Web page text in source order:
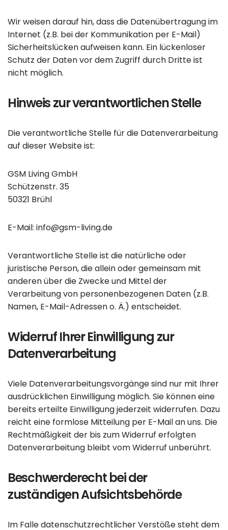
Wir weisen darauf hin, dass die Datenübertragung im
Internet (z.B. bei der Kommunikation per E-Mail)
Sicherheitslücken aufweisen kann. Ein lückenloser
Schutz der Daten vor dem Zugriff durch Dritte ist
nicht möglich.
Hinweis zur verantwortlichen Stelle
Die verantwortliche Stelle für die Datenverarbeitung
auf dieser Website ist:
GSM Living GmbH
Schützenstr. 35
50321 Brühl
E-Mail: info@gsm-living.de
Verantwortliche Stelle ist die natürliche oder
juristische Person, die allein oder gemeinsam mit
anderen über die Zwecke und Mittel der
Verarbeitung von personenbezogenen Daten (z.B.
Namen, E-Mail-Adressen o. Ä.) entscheidet.
Widerruf Ihrer Einwilligung zur
Datenverarbeitung
Viele Datenverarbeitungsvorgänge sind nur mit Ihrer
ausdrücklichen Einwilligung möglich. Sie können eine
bereits erteilte Einwilligung jederzeit widerrufen. Dazu
reicht eine formlose Mitteilung per E-Mail an uns. Die
Rechtmäßigkeit der bis zum Widerruf erfolgten
Datenverarbeitung bleibt vom Widerruf unberührt.
Beschwerderecht bei der
zuständigen Aufsichtsbehörde
Im Falle datenschutzrechtlicher Verstöße steht dem